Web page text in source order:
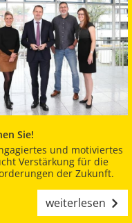
Sie!
und motiviertes
Verstärkung für die
der Zukunft.
weiterlesen